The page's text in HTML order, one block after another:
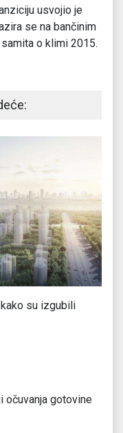
usvojio je
se na bančinim
o klimi 2015.
su izgubili
očuvanja gotovine